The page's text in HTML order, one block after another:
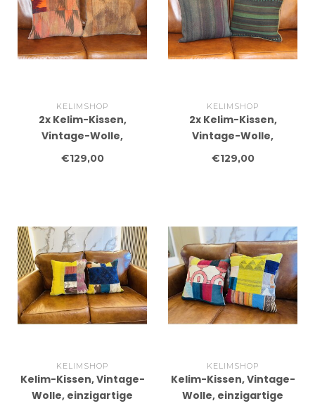
KELIMSHOP
2x Kelim-Kissen,
Vintage-Wolle,
einzigartige Kissen, ca.
€129,00
KELIMSHOP
2x Kelim-Kissen,
Vintage-Wolle,
einzigartige Kissen, ca.
€129,00
KELIMSHOP
Kelim-Kissen, Vintage-
Wolle, einzigartige
KELIMSHOP
Kelim-Kissen, Vintage-
Wolle, einzigartige